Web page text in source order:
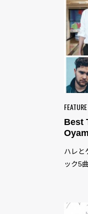
FEATURE
Best
ハレと
ック5曲